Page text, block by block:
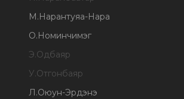
М.Нарантуяа-Нара
О.Номинчимэг
Э.Одбаяр
У.Отгонбаяр
Л.Оюун-Эрдэнэ